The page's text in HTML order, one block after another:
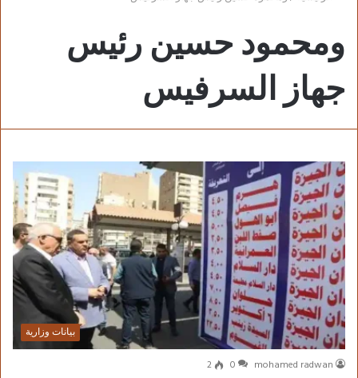
ومحمود حسين رئيس
جهاز السرفيس
بيانات وزارية
mohamed radwan
0
2